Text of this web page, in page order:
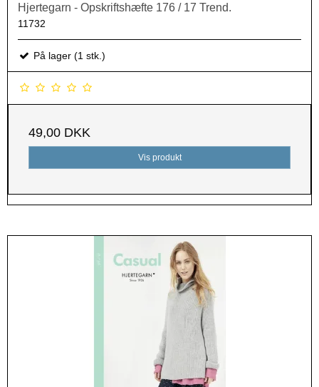
Hjertegarn - Opskriftshæfte 176 / 17 Trend.
11732
På lager (1 stk.)
49,00 DKK
Vis produkt